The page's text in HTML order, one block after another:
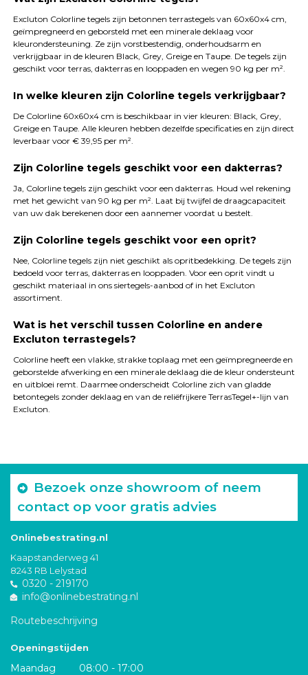
Excluton Colorline tegels zijn betonnen terrastegels van 60x60x4 cm,
geïmpregneerd en geborsteld met een minerale deklaag voor
kleurondersteuning. Ze zijn vorstbestendig, onderhoudsarm en
verkrijgbaar in de kleuren Black, Grey, Greige en Taupe. De tegels zijn
geschikt voor terras, dakterras en looppaden en wegen 90 kg per m².
In welke kleuren zijn Colorline tegels verkrijgbaar?
De Colorline 60x60x4 cm is beschikbaar in vier kleuren: Black, Grey,
Greige en Taupe. Alle kleuren hebben dezelfde specificaties en zijn direct
leverbaar voor € 39,95 per m².
Zijn Colorline tegels geschikt voor een dakterras?
Ja, Colorline tegels zijn geschikt voor een dakterras. Houd wel rekening
met het gewicht van 90 kg per m². Laat bij twijfel de draagcapaciteit
van uw dak berekenen door een aannemer voordat u bestelt.
Zijn Colorline tegels geschikt voor een oprit?
Nee, Colorline tegels zijn niet geschikt als opritbedekking. De tegels zijn
bedoeld voor terras, dakterras en looppaden. Voor een oprit vindt u
geschikt materiaal in ons siertegels-aanbod of in het Excluton
assortiment.
Wat is het verschil tussen Colorline en andere
Excluton terrastegels?
Colorline heeft een vlakke, strakke toplaag met een geïmpregneerde en
geborstelde afwerking en een minerale deklaag die de kleur ondersteunt
en uitbloei remt. Daarmee onderscheidt Colorline zich van gladde
betontegels zonder deklaag en van de reliëfrijkere TerrasTegel+-lijn van
Excluton.
Bezoek onze showroom of neem
contact op voor gratis advies
Onlinebestrating.nl
Kaapstanderweg 41
8243 RB Lelystad
0320 - 219170
info@onlinebestrating.nl
Routebeschrijving
Openingstijden
Maandag
08:00 - 17:00